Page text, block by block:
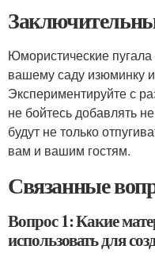
Юмористические
вашему саду изюминку
Экспериментируйте с
не бойтесь добавлять
будут не только
вам и вашим гостям.
Связанные
Вопрос 1: Какие
использовать для